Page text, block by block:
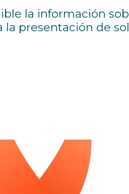
la información
la presentación de